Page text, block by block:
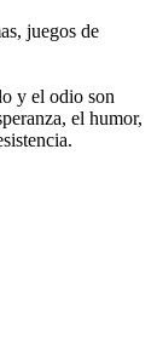
juegos de
y el odio son
el humor,